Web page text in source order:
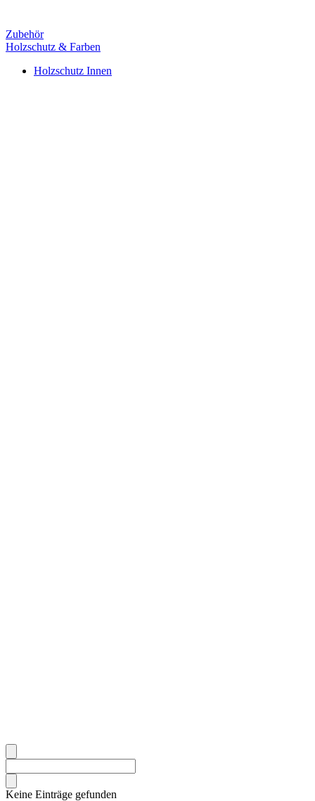
Zubehör
Holzschutz & Farben
Holzschutz Innen
Keine Einträge gefunden